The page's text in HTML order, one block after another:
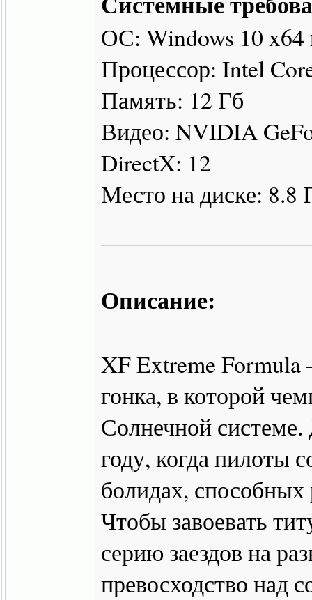
ОС: Windows 10
Процессор: Intel
Память: 12 Гб
Видео: NVIDIA
DirectX: 12
Место на диске: 8.8
Описание:
XF Extreme Formula
гонка, в которой
Солнечной системе.
году, когда пилоты
болидах, способных
Чтобы завоевать
серию заездов на
превосходство над